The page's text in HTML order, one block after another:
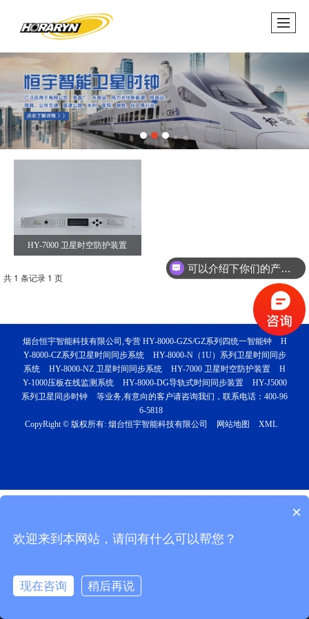
HY-7000 卫星时空防护装置
共 1 条记录 1 页
烟台恒宇智能科技有限公司,专营 HY-8000-GZS/GZ系列四统一智能钟
H
Y-8000-CZ系列卫星时间同步系统
HY-8000-N（1U）系列卫星时间同步
系统
HY-8000-NZ 卫星时间同步系统 HY-7000 卫星时空防护装置
H
Y-1000压板在线监测系统
HY-8000-DG导轨式时间同步装置
HY-J5000
系列卫星同步时钟
等业务,有意向的客户请咨询我们，联系电话： 400-96
6-5818
CopyRight © 版权所有: 烟台恒宇智能科技有限公司 网站地图 XML
可以介绍下你们的产品么？
×
欢迎来到本网站，请问有什么可以帮您？
现在咨询 稍后再说